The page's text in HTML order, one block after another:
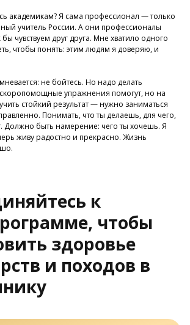
академикам? Я сама профессионал — только
учитель России. А они профессионалы
чувствуем друг друга. Мне хватило одного
чтобы понять: этим людям я доверяю, и
не бойтесь. Но надо делать
упражнения помогут, но на
стойкий результат — нужно заниматься
Понимать, что ты делаешь, для чего,
Должно быть намерение: чего ты хочешь. Я
живу радостно и прекрасно. Жизнь
вопрос